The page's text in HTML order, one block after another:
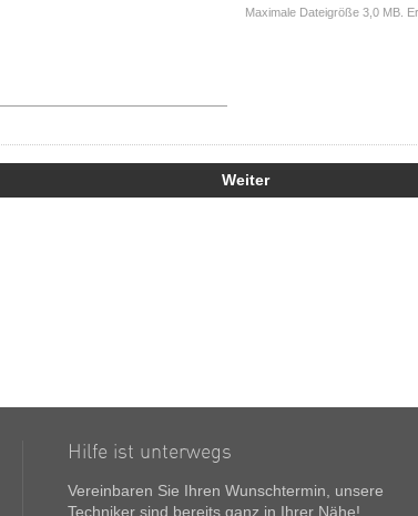
Maximale Dateigröße 3,0 MB.
Hilfe ist unterwegs
Vereinbaren Sie Ihren Wunschtermin, unsere
Techniker sind bereits ganz in Ihrer Nähe!